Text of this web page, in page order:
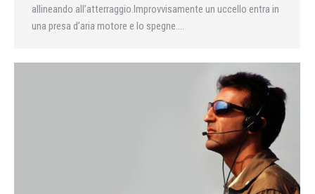
allineando all’atterraggio.Improvvisamente un uccello entra in
una presa d’aria motore e lo spegne….